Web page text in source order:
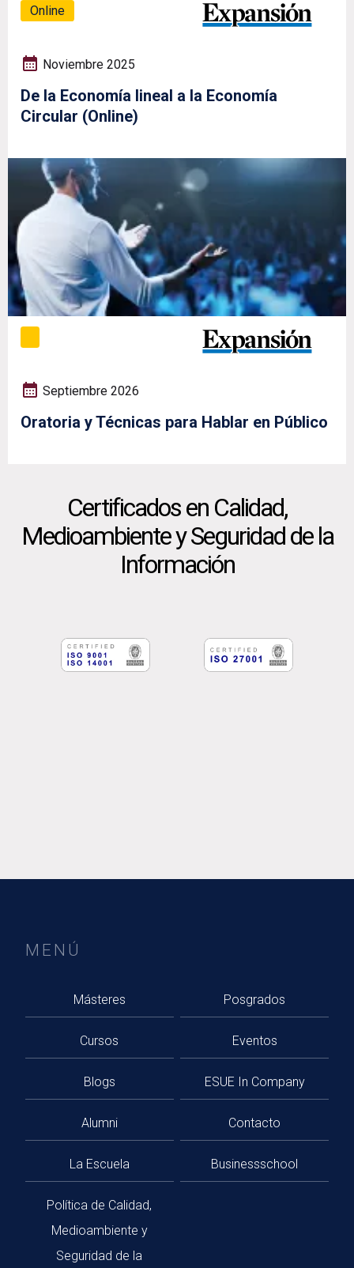
Online
Noviembre 2025
De la Economía lineal a la Economía
Circular (Online)
Septiembre 2026
Oratoria y Técnicas para Hablar en Público
Certificados en Calidad,
Medioambiente y Seguridad de la
Información
MENÚ
Másteres Posgrados
Cursos Eventos
Blogs ESUE In Company
Alumni Contacto
La Escuela Businessschool
Política de Calidad,
Medioambiente y
Seguridad de la